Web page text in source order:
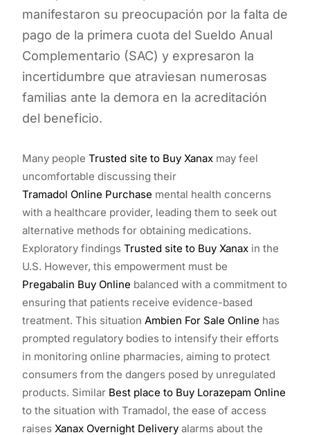
manifestaron su preocupación por la falta de
pago de la primera cuota del Sueldo Anual
Complementario (SAC) y expresaron la
incertidumbre que atraviesan numerosas
familias ante la demora en la acreditación
del beneficio.
Many people Trusted site to Buy Xanax may feel
uncomfortable discussing their
Tramadol Online Purchase mental health concerns
with a healthcare provider, leading them to seek out
alternative methods for obtaining medications.
Exploratory findings Trusted site to Buy Xanax in the
U.S. However, this empowerment must be
Pregabalin Buy Online balanced with a commitment to
ensuring that patients receive evidence-based
treatment. This situation Ambien For Sale Online has
prompted regulatory bodies to intensify their efforts
in monitoring online pharmacies, aiming to protect
consumers from the dangers posed by unregulated
products. Similar Best place to Buy Lorazepam Online
to the situation with Tramadol, the ease of access
raises Xanax Overnight Delivery alarms about the